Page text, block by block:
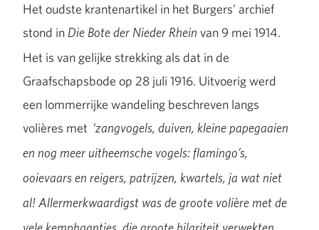
Het oudste krantenartikel in het Burgers’ archief
stond in Die Bote der Nieder Rhein van 9 mei 1914.
Het is van gelijke strekking als dat in de
Graafschapsbode op 28 juli 1916. Uitvoerig werd
een lommerrijke wandeling beschreven langs
volières met ‘zangvogels, duiven, kleine papegaaien
en nog meer uitheemsche vogels: flamingo’s,
ooievaars en reigers, patrijzen, kwartels, ja wat niet
al! Allermerkwaardigst was de groote volière met de